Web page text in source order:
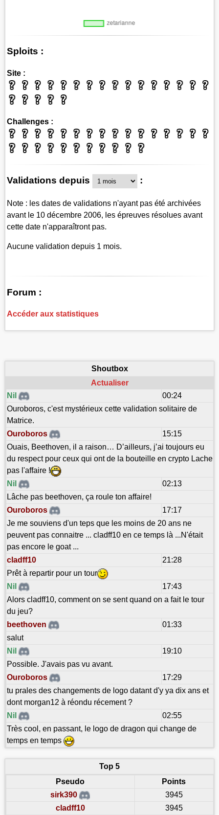
Sploits :
Site :
Challenges :
Validations depuis :
Note : les dates de validations n'ayant pas été archivées
avant le 10 décembre 2006, les épreuves résolues avant
cette date n'apparaîtront pas.
Aucune validation depuis 1 mois.
Forum :
Accéder aux statistiques
Shoutbox
Actualiser
Nil
00:24
Ouroboros, c'est mystérieux cette validation solitaire de
Matrice.
Ouroboros
15:15
Ouais, Beethoven, il a raison… D’ailleurs, j’ai toujours eu
du respect pour ceux qui ont de la bouteille en crypto Lache
pas l'affaire !
Nil
02:13
Lâche pas beethoven, ça roule ton affaire!
Ouroboros
17:17
Je me souviens d'un teps que les moins de 20 ans ne
peuvent pas connaitre ... cladff10 en ce temps là ...N'était
pas encore le goat ...
cladff10
21:28
Prêt à repartir pour un tour
Nil
17:43
Alors cladff10, comment on se sent quand on a fait le tour
du jeu?
beethoven
01:33
salut
Nil
19:10
Possible. J'avais pas vu avant.
Ouroboros
17:29
tu prales des changements de logo datant d'y ya dix ans et
dont morgan12 à réondu récement ?
Nil
02:55
Très cool, en passant, le logo de dragon qui change de
temps en temps
Top 5
Pseudo
Points
sirk390
3945
cladff10
3945